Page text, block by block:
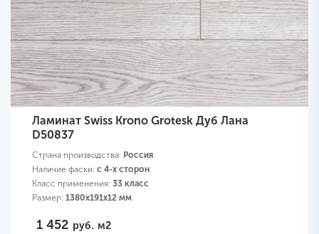
Ламинат Swiss Krono Grotesk Дуб Лана
D50837
Страна производства: Россия
Наличие фаски: с 4-х сторон
Класс применения: 33 класс
Размер: 1380х191х12 мм
1 452 руб. м2